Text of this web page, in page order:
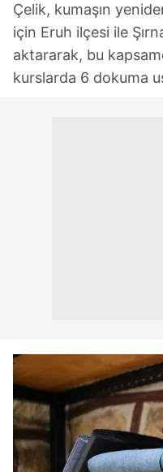
Çelik, kumaşın
için Eruh ilçesi ile
aktararak, bu
kurslarda 6 dokuma